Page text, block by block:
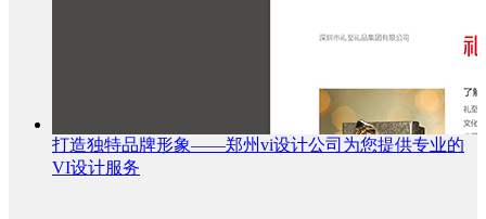
打造独特品牌形象——郑州vi设计公司为您提供专业的
VI设计服务